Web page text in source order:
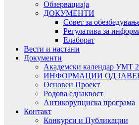
Обзервациаја
ДОКУМЕНТИ
Совет за
Регулатива за
Елаборат
Вести и настани
Документи
Академски календар УМТ
ИНФОРМАЦИИ ОД
Основен Проект
Родова еднаквост
Антикорупциска програма
Контакт
Конкурси и Публикации